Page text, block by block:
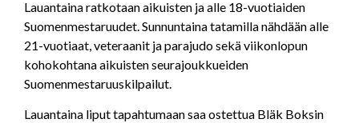
Lauantaina ratkotaan aikuisten ja alle 18-vuotiaiden
Suomenmestaruudet. Sunnuntaina tatamilla nähdään alle
21-vuotiaat, veteraanit ja parajudo sekä viikonlopun
kohokohtana aikuisten seurajoukkueiden
Suomenmestaruuskilpailut.
Lauantaina liput tapahtumaan saa ostettua Bläk Boksin